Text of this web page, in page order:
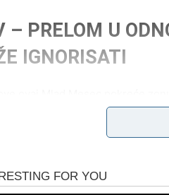
– PRELOM U
IGNORISATI
veza u vašem životu, zbog čega
nove perspektive, bez
danima moguće je da dođe
ostavlja bez daha ili do